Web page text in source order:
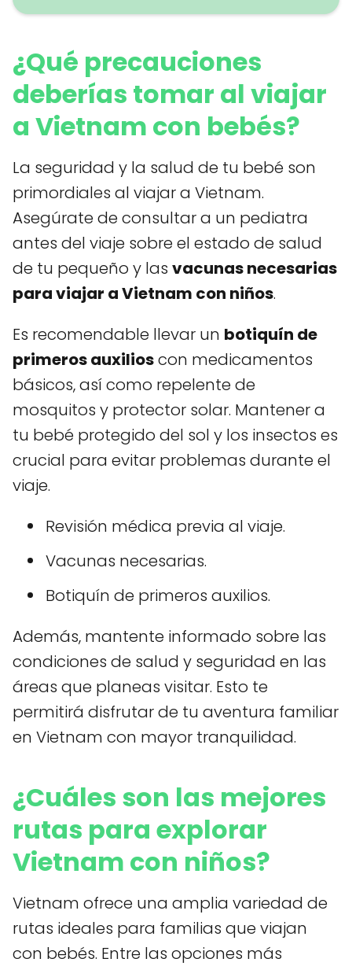
¿Qué precauciones
deberías tomar al viajar
a Vietnam con bebés?
La seguridad y la salud de tu bebé son
primordiales al viajar a Vietnam.
Asegúrate de consultar a un pediatra
antes del viaje sobre el estado de salud
de tu pequeño y las vacunas necesarias
para viajar a Vietnam con niños.
Es recomendable llevar un botiquín de
primeros auxilioscon medicamentos
básicos, así como repelente de
mosquitos y protector solar. Mantener a
tu bebé protegido del sol y los insectos es
crucial para evitar problemas durante el
viaje.
Revisión médica previa al viaje.
Vacunas necesarias.
Botiquín de primeros auxilios.
Además, mantente informado sobre las
condiciones de salud y seguridad en las
áreas que planeas visitar. Esto te
permitirá disfrutar de tu aventura familiar
en Vietnam con mayor tranquilidad.
¿Cuáles son las mejores
rutas para explorar
Vietnam con niños?
Vietnam ofrece una amplia variedad de
rutas ideales para familias que viajan
con bebés. Entre las opciones más